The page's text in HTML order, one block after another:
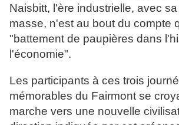
Naisbitt, l'ère industrielle, avec
masse, n'est au bout du compte
"battement de paupières dans
l'économie".
Les participants à ces trois
mémorables du Fairmont se
marche vers une nouvelle